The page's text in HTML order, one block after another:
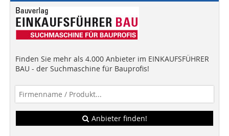
Finden Sie mehr als 4.000 Anbieter im EINKAUFSFÜHRER
BAU - der Suchmaschine für Bauprofis!
Anbieter finden!